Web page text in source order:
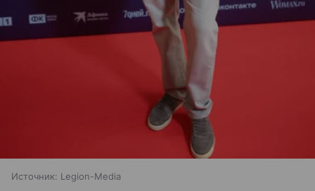
Источник: Legion-Media